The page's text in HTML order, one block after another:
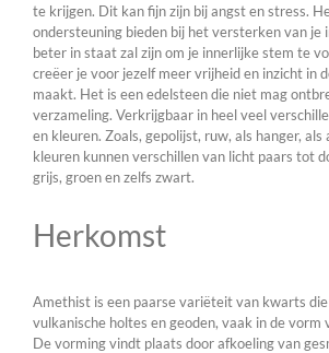
te krijgen. Dit kan fijn zijn bij angst en stress.
ondersteuning bieden bij het versterken van je
beter in staat zal zijn om je innerlijke stem te
creëer je voor jezelf meer vrijheid en inzicht in
maakt. Het is een edelsteen die niet mag
verzameling. Verkrijgbaar in heel veel
en kleuren. Zoals, gepolijst, ruw, als hanger, als
kleuren kunnen verschillen van licht paars tot
grijs, groen en zelfs zwart.
Herkomst
Amethist is een paarse variëteit van kwarts
vulkanische holtes en geoden, vaak in de vorm
De vorming vindt plaats door afkoeling van